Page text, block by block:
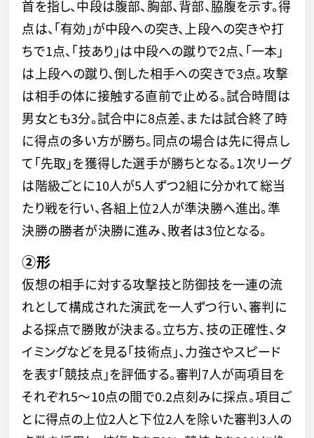
首を指し、中段は腹部、胸部、背部、脇腹を示す。得
点は、「有効」が中段への突き、上段への突きや打
ちで1点、「技あり」は中段への蹴りで2点、「一本」
は上段への蹴り、倒した相手への突きで3点。攻撃
は相手の体に接触する直前で止める。試合時間は
男女とも3分。試合中に8点差、または試合終了時
に得点の多い方が勝ち。同点の場合は先に得点し
て「先取」を獲得した選手が勝ちとなる。1次リーグ
は階級ごとに10人が5人ずつ2組に分かれて総当
たり戦を行い、各組上位2人が準決勝へ進出。準
決勝の勝者が決勝に進み、敗者は3位となる。
②形
仮想の相手に対する攻撃技と防御技を一連の流
れとして構成された演武を一人ずつ行い、審判に
よる採点で勝敗が決まる。立ち方、技の正確性、タ
イミングなどを見る「技術点」、力強さやスピード
を表す「競技点」を評価する。審判7人が両項目を
それぞれ5～10点の間で0.2点刻みに採点。項目ご
とに得点の上位2人と下位2人を除いた審判3人の